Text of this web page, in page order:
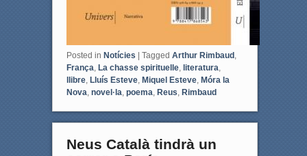
Posted in Notícies Tagged Arthur Rimbaud ,
França, La chasse spirituelle, literatura,
llibre, Lluís Esteve, Miquel Esteve, Móra la
Nova, novel·la, poema, Reus, Rimbaud
Neus Català tindrà un